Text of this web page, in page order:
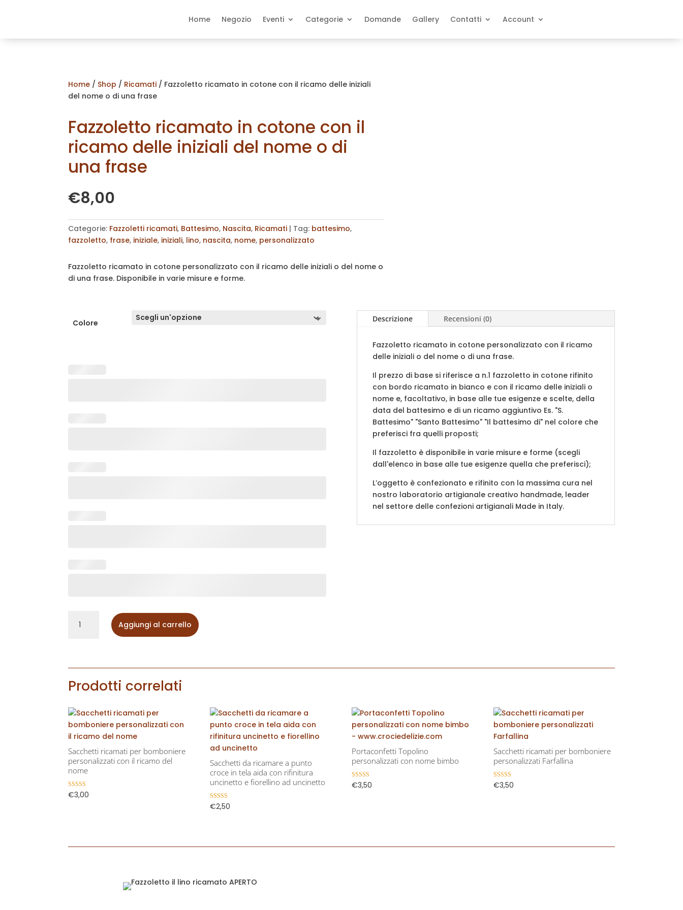
Home Negozio Eventi Categorie Domande Gallery Contatti Account
Home / Shop / Ricamati / Fazzoletto ricamato in cotone con il ricamo delle iniziali
del nome o di una frase
Fazzoletto ricamato in cotone con il
ricamo delle iniziali del nome o di
una frase
€8,00
Categorie: Fazzoletti ricamati, Battesimo, Nascita, Ricamati Tag: battesimo,
fazzoletto, frase, iniziale, iniziali, lino, nascita, nome, personalizzato
Fazzoletto ricamato in cotone personalizzato con il ricamo delle iniziali o del nome o
di una frase. Disponibile in varie misure e forme.
Colore
ricamato
ricamo
iniziali
del
nome
di
una
frase
quantità
Aggiungi al carrello
Descrizione Recensioni (0)
Fazzoletto ricamato in cotone personalizzato con il ricamo
delle iniziali o del nome o di una frase.
Il prezzo di base si riferisce a n.1 fazzoletto in cotone rifinito
con bordo ricamato in bianco e con il ricamo delle iniziali o
nome e, facoltativo, in base alle tue esigenze e scelte, della
data del battesimo e di un ricamo aggiuntivo Es. "S.
Battesimo" "Santo Battesimo" "Il battesimo di" nel colore che
preferisci fra quelli proposti;
Il fazzoletto è disponibile in varie misure e forme (scegli
dall'elenco in base alle tue esigenze quella che preferisci);
L’oggetto è confezionato e rifinito con la massima cura nel
nostro laboratorio artigianale creativo handmade, leader
nel settore delle confezioni artigianali Made in Italy.
Prodotti correlati
Sacchetti ricamati per bomboniere
personalizzati con il ricamo del
nome
Valutato
5.00
€3,00
Sacchetti da ricamare a punto
croce in tela aida con rifinitura
uncinetto e fiorellino ad uncinetto
Valutato
5.00
€2,50
Portaconfetti Topolino
personalizzati con nome bimbo
Valutato
5.00
€3,50
Sacchetti ricamati per bomboniere
personalizzati Farfallina
Valutato
5.00
€3,50